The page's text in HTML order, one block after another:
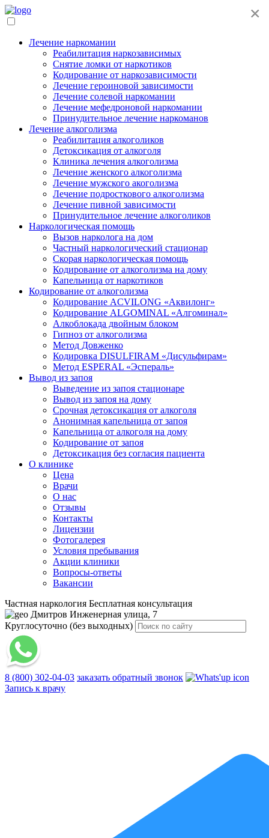
Лечение наркомании
Реабилитация наркозависимых
Снятие ломки от наркотиков
Кодирование от наркозависимости
Лечение героиновой зависимости
Лечение солевой наркомании
Лечение мефедроновой наркомании
Принудительное лечение наркоманов
Лечение алкоголизма
Реабилитация алкоголиков
Детоксикация от алкоголя
Клиника лечения алкоголизма
Лечение женского алкоголизма
Лечение мужского акоголизма
Лечение подросткового алкоголизма
Лечение пивной зависимости
Принудительное лечение алкоголиков
Наркологическая помощь
Вызов нарколога на дом
Частный наркологический стационар
Скорая наркологическая помощь
Кодирование от алкоголизма на дому
Капельница от наркотиков
Кодирование от алкоголизма
Кодирование ACVILONG «Аквилонг»
Кодирование ALGOMINAL «Алгоминал»
Алкоблокада двойным блоком
Гипноз от алкоголизма
Метод Довженко
Кодировка DISULFIRAM «Дисульфирам»
Метод ESPERAL «Эспераль»
Вывод из запоя
Выведение из запоя стационаре
Вывод из запоя на дому
Срочная детоксикация от алкоголя
Анонимная капельница от запоя
Капельница от алкоголя на дому
Кодирование от запоя
Детоксикация без согласия пациента
О клинике
Цена
Врачи
О нас
Отзывы
Контакты
Лицензии
Фотогалерея
Условия пребывания
Акции клиники
Вопросы-ответы
Вакансии
Частная наркология Бесплатная консультация
Дмитров Инженерная улица, 7
Круглосуточно (без выходных)
8 (800) 302-04-03 заказать обратный звонок
Запись к врачу
×